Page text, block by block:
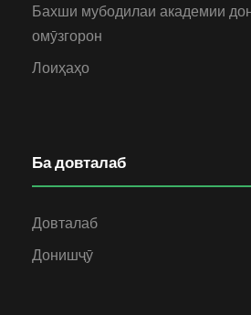
Бахши мубодилаи академии
омӯзгорон
Лоиҳаҳо
Ба довталаб
Довталаб
Донишҷӯ